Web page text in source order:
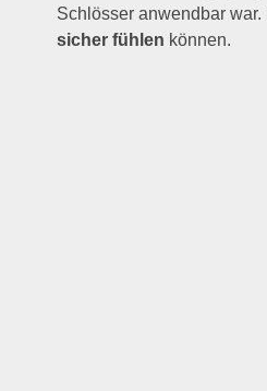
Schlösser anwendbar
sicher fühlen können.